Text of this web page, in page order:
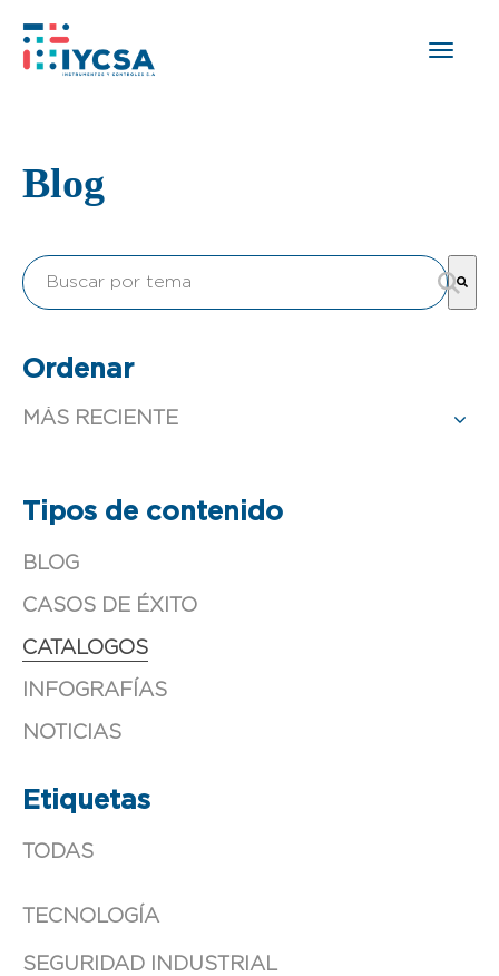
Blog
Esto es un campo de búsqueda con una función de
Ordenar
Tipos de contenido
BLOG
CASOS DE ÉXITO
CATALOGOS
INFOGRAFÍAS
NOTICIAS
Etiquetas
TODAS
TECNOLOGÍA
SEGURIDAD INDUSTRIAL